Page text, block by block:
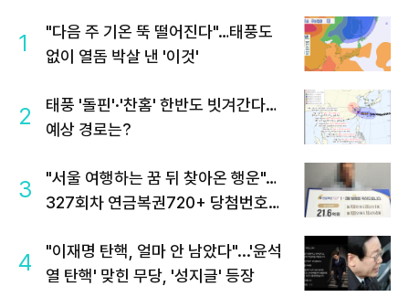
1
"다음 주 기온 뚝 떨어진다"…태풍도
없이 열돔 박살 낸 '이것'
2
태풍 '돌핀'·'찬홈' 한반도 빗겨간다…
예상 경로는?
3
"서울 여행하는 꿈 뒤 찾아온 행운"…
327회차 연금복권720+ 당첨번호조
4
"이재명 탄핵, 얼마 안 남았다"...'윤석
열 탄핵' 맞힌 무당, '성지글' 등장